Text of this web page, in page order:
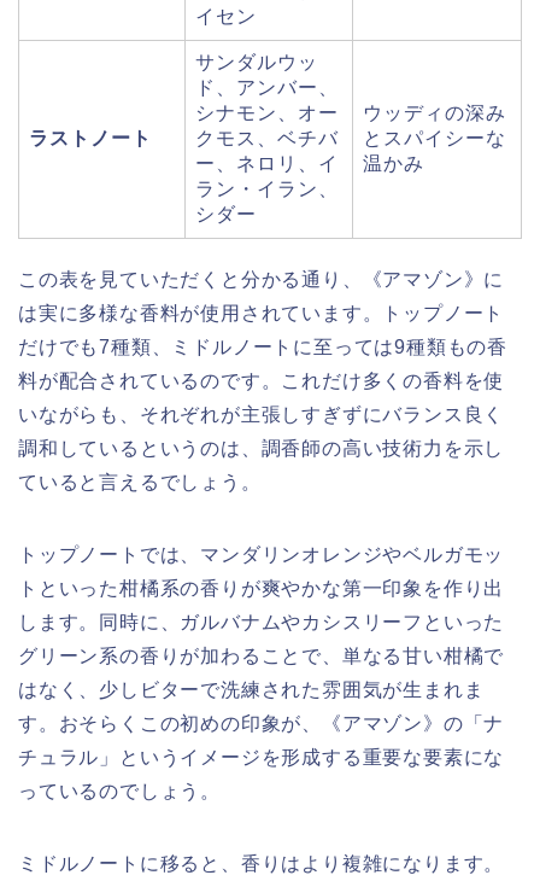
イセン
ラストノート
サンダルウッ
ド、アンバー、
シナモン、オー
クモス、ベチバ
ー、ネロリ、イ
ラン・イラン、
シダー
ウッディの深み
とスパイシーな
温かみ
この表を見ていただくと分かる通り、《アマゾン》に
は実に多様な香料が使用されています。トップノート
だけでも7種類、ミドルノートに至っては9種類もの香
料が配合されているのです。これだけ多くの香料を使
いながらも、それぞれが主張しすぎずにバランス良く
調和しているというのは、調香師の高い技術力を示し
ていると言えるでしょう。
トップノートでは、マンダリンオレンジやベルガモッ
トといった柑橘系の香りが爽やかな第一印象を作り出
します。同時に、ガルバナムやカシスリーフといった
グリーン系の香りが加わることで、単なる甘い柑橘で
はなく、少しビターで洗練された雰囲気が生まれま
す。おそらくこの初めの印象が、《アマゾン》の「ナ
チュラル」というイメージを形成する重要な要素にな
っているのでしょう。
ミドルノートに移ると、香りはより複雑になります。